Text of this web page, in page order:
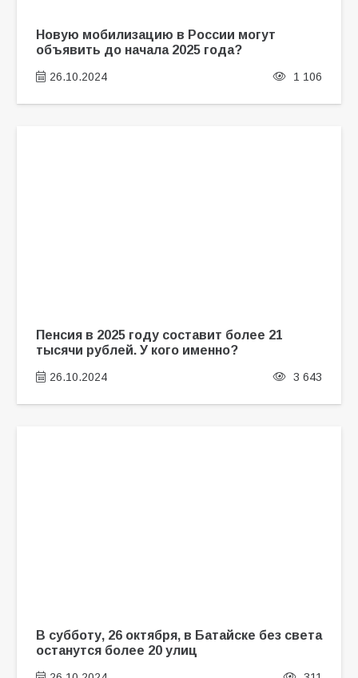
Новую мобилизацию в России могут
объявить до начала 2025 года?
26.10.2024 1 106
Пенсия в 2025 году составит более 21
тысячи рублей. У кого именно?
26.10.2024 3 643
В субботу, 26 октября, в Батайске без света
останутся более 20 улиц